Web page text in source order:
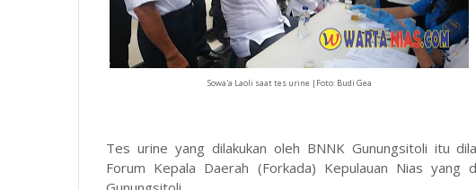
Sowa'a Laoli saat tes urine |Foto: Budi Gea
Tes urine yang dilakukan oleh BNNK Gunungsitoli itu
Forum Kepala Daerah (Forkada) Kepulauan Nias yang